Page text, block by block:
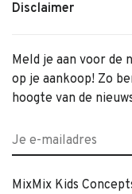
Disclaimer
Meld je aan voor de
op je aankoop! Zo
hoogte van de
MixMix Kids